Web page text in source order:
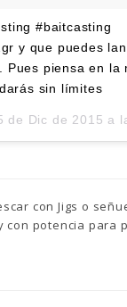
#baitcasting
y que puedes
piensa en la
sin límites
de Dic de 2015 a la(s)
con Jigs o
con potencia para